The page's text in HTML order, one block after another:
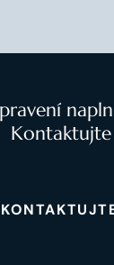
Kontaktujte